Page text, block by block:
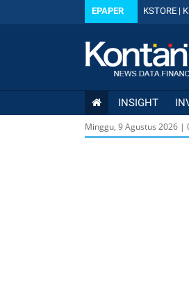
EPAPER KSTORE |
INSIGHT
Minggu, 9 Agustus 2026 |